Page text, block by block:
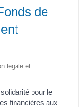
de
légale et
pour le
financières aux